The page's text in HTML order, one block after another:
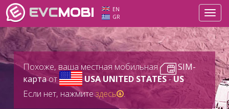
EVCMOBI
EN
GR
Похоже, ваша местная мобильная
SIM-
картаот USA UNITED STATES-US
Если нет, нажмитездесь .